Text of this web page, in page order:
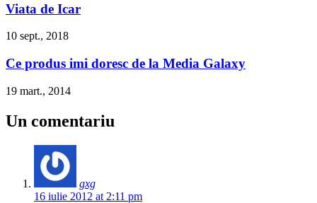
Viata de Icar
10 sept., 2018
Ce produs imi doresc de la Media Galaxy
19 mart., 2014
Un comentariu
gxg
16 iulie 2012 at 2:11 pm